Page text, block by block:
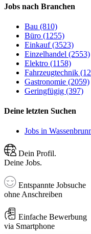
Jobs nach Branchen
Bau (810)
Büro (1255)
Einkauf (3523)
Einzelhandel (2553)
Elektro (1158)
Fahrzeugtechnik
Gastronomie (2059)
Geringfügig (397)
Deine letzten Suchen
Jobs in
Dein Profil.
Deine Jobs.
Entspannte Jobsuche
ohne Anschreiben
Einfache Bewerbung
via Smartphone